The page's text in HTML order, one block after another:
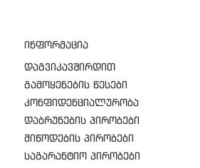
ინფორმაცია
დაგვიკავშირდით
გამოყენების წესები
კონფიდენციალურობა
დაბრუნების პირობები
მიწოდების პირობები
საგარანტიო პირობები